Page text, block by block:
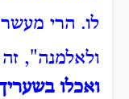
לו. הרי
ולאלמנה",
ואכלו